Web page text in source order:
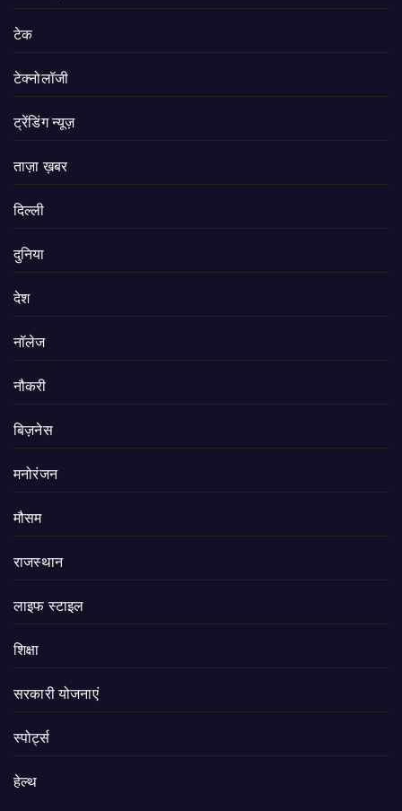
टेक
टेक्नोलॉजी
ट्रेंडिंग न्यूज़
ताज़ा ख़बर
दिल्ली
दुनिया
देश
नॉलेज
नौकरी
बिज़नेस
मनोरंजन
मौसम
राजस्थान
लाइफ स्टाइल
शिक्षा
सरकारी योजनाएं
स्पोर्ट्स
हेल्थ